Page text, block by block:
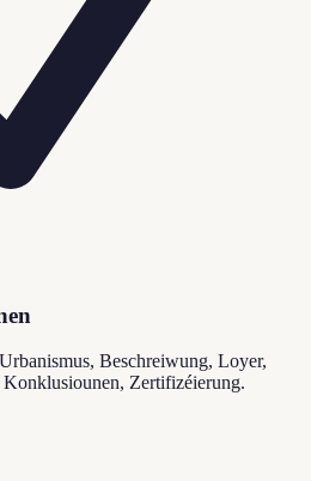
Beschreiwung, Loyer,
Zertifizéierung.